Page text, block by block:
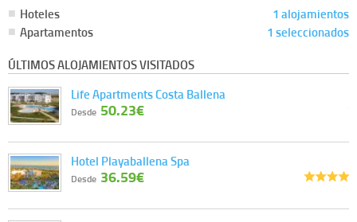
Hoteles
1 alojamientos
Apartamentos
1 seleccionados
ÚLTIMOS ALOJAMIENTOS VISITADOS
Life Apartments Costa Ballena
Desde 50.23€
Hotel Playaballena Spa
Desde 36.59€